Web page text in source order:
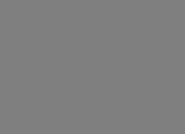
261-RARIA